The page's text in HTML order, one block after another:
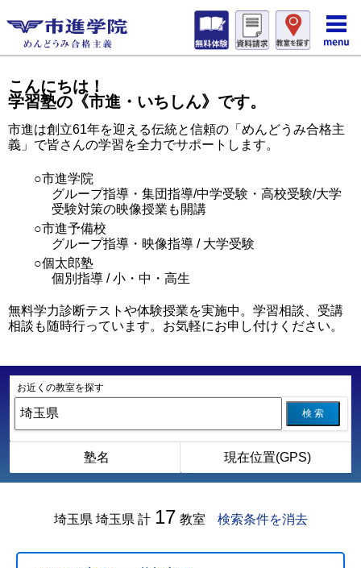
こんにちは！
学習塾の《市進・いちしん》です。
市進は創立61年を迎える伝統と信頼の「めんどうみ合格主
義」で皆さんの学習を全力でサポートします。
○市進学院
グループ指導・集団指導/中学受験・高校受験/大学
受験対策の映像授業も開講
○市進予備校
グループ指導・映像指導 / 大学受験
○個太郎塾
個別指導 / 小・中・高生
無料学力診断テストや体験授業を実施中。学習相談、受講
相談も随時行っています。お気軽にお申し付けください。
お近くの教室を探す
検 索
塾名 現在位置(GPS)
埼玉県 埼玉県 計 17 教室 検索条件を消去